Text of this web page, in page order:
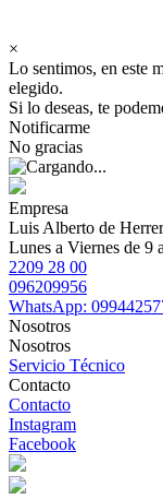
×
Lo sentimos, en este
elegido.
Si lo deseas, te
Notificarme
No gracias
Empresa
Luis Alberto de
Lunes a Viernes de 9
2209 28 00
096209956
WhatsApp:
Nosotros
Nosotros
Servicio Técnico
Contacto
Contacto
Instagram
Facebook